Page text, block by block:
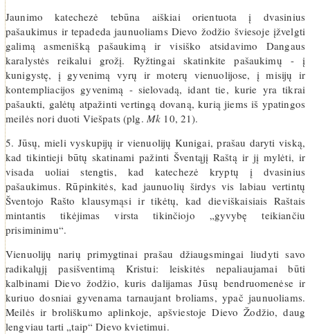
Jaunimo katechezė tebūna aiškiai orientuota į dvasinius
pašaukimus ir tepadeda jaunuoliams Dievo žodžio šviesoje įžvelgti
galimą asmenišką pašaukimą ir visiško atsidavimo Dangaus
karalystės reikalui grožį. Ryžtingai skatinkite pašaukimų - į
kunigystę, į gyvenimą vyrų ir moterų vienuolijose, į misijų ir
kontempliacijos gyvenimą - sielovadą, idant tie, kurie yra tikrai
pašaukti, galėtų atpažinti vertingą dovaną, kurią jiems iš ypatingos
meilės nori duoti Viešpats (plg. Mk 10, 21).
5. Jūsų, mieli vyskupijų ir vienuolijų Kunigai, prašau daryti viską,
kad tikintieji būtų skatinami pažinti Šventąjį Raštą ir jį mylėti, ir
visada uoliai stengtis, kad katechezė kryptų į dvasinius
pašaukimus. Rūpinkitės, kad jaunuolių širdys vis labiau vertintų
Šventojo Rašto klausymąsi ir tikėtų, kad dieviškaisiais Raštais
mintantis tikėjimas virsta tikinčiojo „gyvybę teikiančiu
prisiminimu“.
Vienuolijų narių primygtinai prašau džiaugsmingai liudyti savo
radikalųjį pasišventimą Kristui: leiskitės nepaliaujamai būti
kalbinami Dievo žodžio, kuris dalijamas Jūsų bendruomenėse ir
kuriuo dosniai gyvenama tarnaujant broliams, ypač jaunuoliams.
Meilės ir broliškumo aplinkoje, apšviestoje Dievo Žodžio, daug
lengviau tarti „taip“ Dievo kvietimui.